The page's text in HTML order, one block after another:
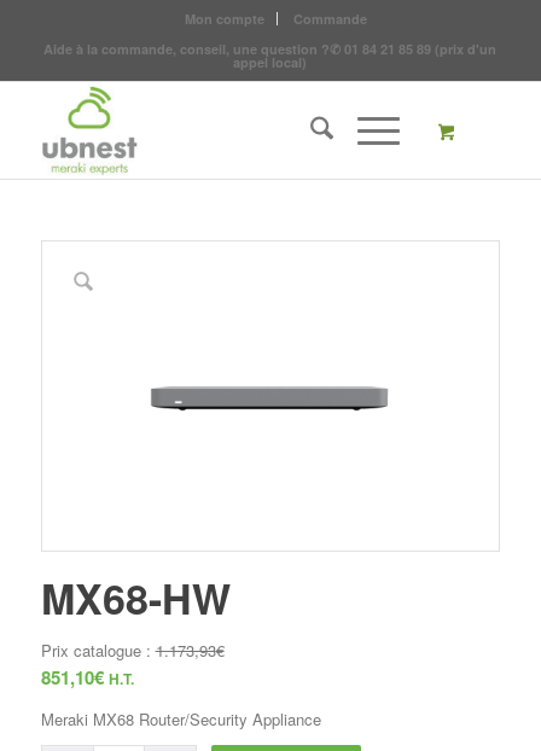
Mon compte
Commande
Aide à la commande, conseil, une question ?✆ 01 84 21 85 89 (prix d'un
appel local)
MX68-HW
Prix catalogue :1.173,93€
851,10€ H.T.
Meraki MX68 Router/Security Appliance